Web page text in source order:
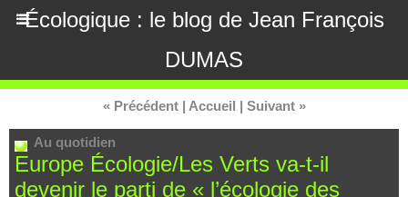
Écologique : le blog de Jean François
DUMAS
« Précédent | Accueil | Suivant »
Au quotidien
Europe Écologie/Les Verts va-t-il
devenir le parti de « l’écologie des